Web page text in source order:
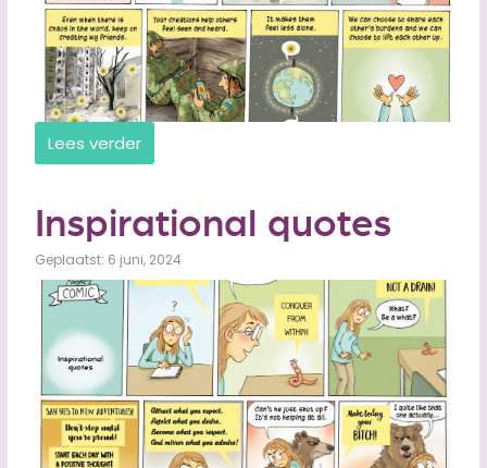
Lees verder
Inspirational quotes
Geplaatst: 6 juni, 2024